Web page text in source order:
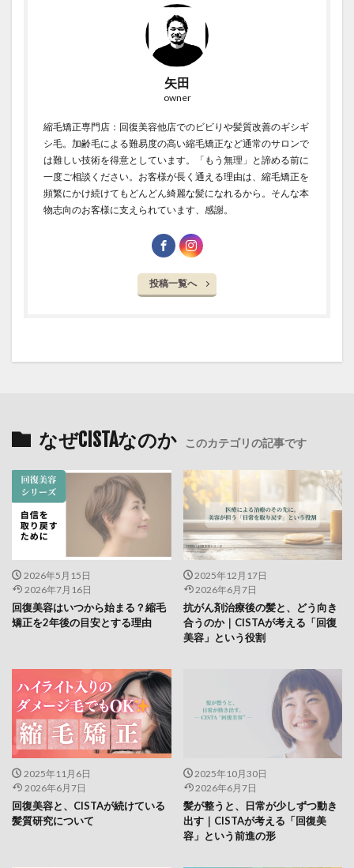
矢田
owner
縮毛矯正専門店：回復美容他店でのビビりや髪質改善のギシギ
シ毛。加齢毛による難易度の高い縮毛矯正など通常のサロンで
は難しい技術を得意としています。「もう無理」と諦める前に
一度ご相談ください。お客様が長く通える理由は、縮毛矯正を
頻繁にかけ続けてもどんどん綺麗な髪になれるから。そんな本
物志向のお客様に支えられています、感謝。
投稿一覧へ
なぜCISTAなのか このカテゴリの記事です
2026年5月15日
2026年7月16日
回復美容はいつから始まる？縮毛
矯正を2年後の目安とする理由
2025年12月17日
2026年6月7日
抗がん剤治療後の髪と、どう向き
合うのか｜CISTAが考える「回復
美容」という役割
2025年11月6日
2026年6月7日
回復美容と、CISTAが続けている
髪質研究について
2025年10月30日
2026年6月7日
髪が整うと、日常が少しずつ動き
出す｜CISTAが考える「回復美
容」という前進の形